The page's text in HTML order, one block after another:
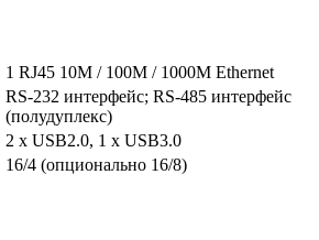
1 RJ45 10M / 100M / 1000M Ethernet
RS-232 интерфейс; RS-485 интерфейс
(полудуплекс)
2 х USB2.0, 1 х USB3.0
16/4 (опционально 16/8)